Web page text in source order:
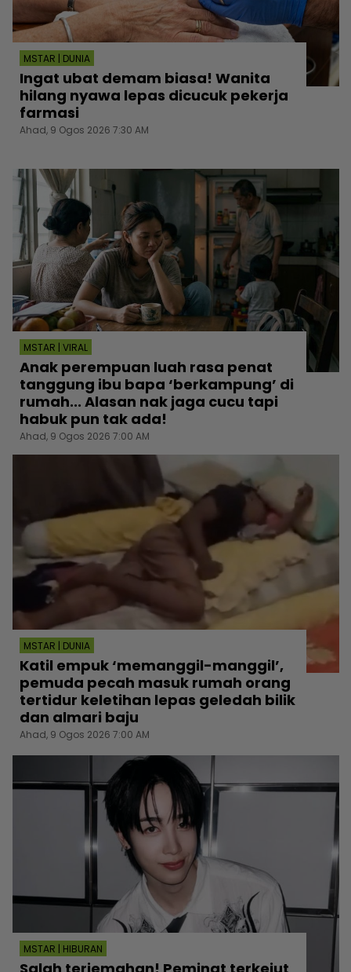
MSTAR | DUNIA
Ingat ubat demam biasa! Wanita
hilang nyawa lepas dicucuk pekerja
farmasi
Ahad, 9 Ogos 2026 7:30 AM
MSTAR | VIRAL
Anak perempuan luah rasa penat
tanggung ibu bapa ‘berkampung’ di
rumah... Alasan nak jaga cucu tapi
habuk pun tak ada!
Ahad, 9 Ogos 2026 7:00 AM
MSTAR | DUNIA
Katil empuk ‘memanggil-manggil’,
pemuda pecah masuk rumah orang
tertidur keletihan lepas geledah bilik
dan almari baju
Ahad, 9 Ogos 2026 7:00 AM
MSTAR | HIBURAN